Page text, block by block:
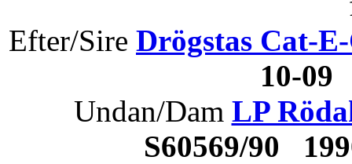
Efter/Sire Drögstas Cat-
10-
Undan/Dam LP
S60569/90